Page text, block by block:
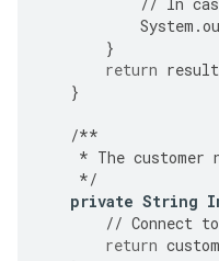
System .
}
return
}
/**
* The customer
*/
private String
// Connect to
return